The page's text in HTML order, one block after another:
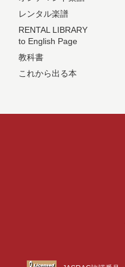
レンタル楽譜
RENTAL LIBRARY
to English Page
教科書
これから出る本